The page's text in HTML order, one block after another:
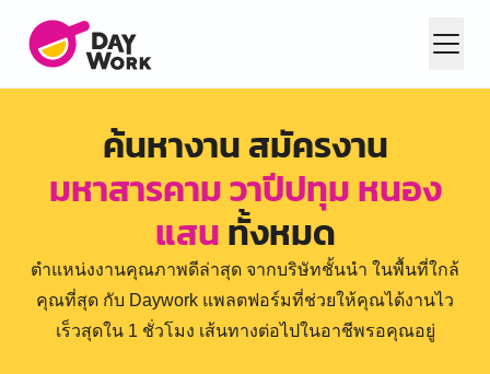
ค้นหางาน สมัครงาน
มหาสารคาม วาปีปทุม หนอง
แสนทั้งหมด
ตำแหน่งงานคุณภาพดีล่าสุด จากบริษัทชั้นนำ ในพื้นที่ใกล้
คุณที่สุด กับ Daywork แพลตฟอร์มที่ช่วยให้คุณได้งานไว
เร็วสุดใน 1 ชั่วโมง เส้นทางต่อไปในอาชีพรอคุณอยู่